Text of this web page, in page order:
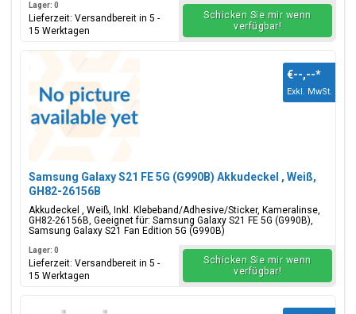
Lager: 0
Lieferzeit: Versandbereit in 5 -
15 Werktagen
Schicken Sie mir wenn
verfügbar!
Samsung Galaxy S21 FE 5G (G990B) Akkudeckel , Weiß,
GH82-26156B
Akkudeckel , Weiß, Inkl. Klebeband/Adhesive/Sticker, Kameralinse,
GH82-26156B, Geeignet für: Samsung Galaxy S21 FE 5G (G990B),
Samsung Galaxy S21 Fan Edition 5G (G990B)
€--,--*
Exkl. MwSt.
Lager: 0
Lieferzeit: Versandbereit in 5 -
15 Werktagen
Schicken Sie mir wenn
verfügbar!